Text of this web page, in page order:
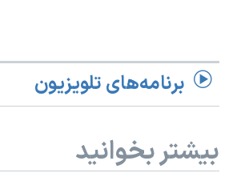
برنامه‌های تلویزیون
بیشتر بخوانید